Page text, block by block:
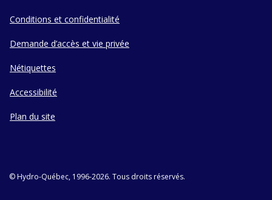
Conditions et confidentialité
Demande d’accès et vie privée
Nétiquettes
Accessibilité
Plan du site
© Hydro-Québec, 1996-2026. Tous droits réservés.